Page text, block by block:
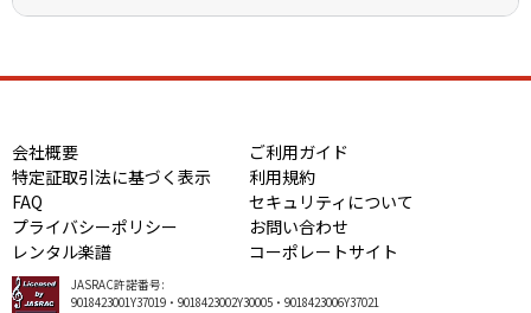
会社概要
ご利用ガイド
特定証取引法に基づく表示
利用規約
FAQ
セキュリティについて
プライバシーポリシー
お問い合わせ
レンタル楽譜
コーポレートサイト
JASRAC許諾番号:
9018423001Y37019・9018423002Y30005・9018423006Y37021